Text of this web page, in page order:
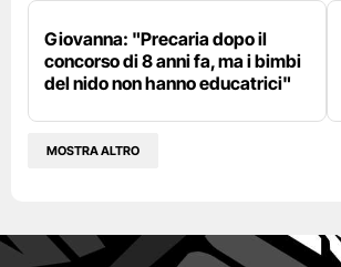
Giovanna: "Precaria dopo il
concorso di 8 anni fa, ma i bimbi
del nido non hanno educatrici"
MOSTRA ALTRO